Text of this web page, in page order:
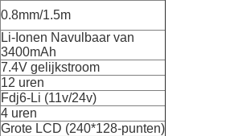
0.8mm/1.5m
Li-Ionen Navulbaar van
3400mAh
7.4V gelijkstroom
12 uren
Fdj6-Li (11v/24v)
4 uren
Grote LCD (240*128-punten)